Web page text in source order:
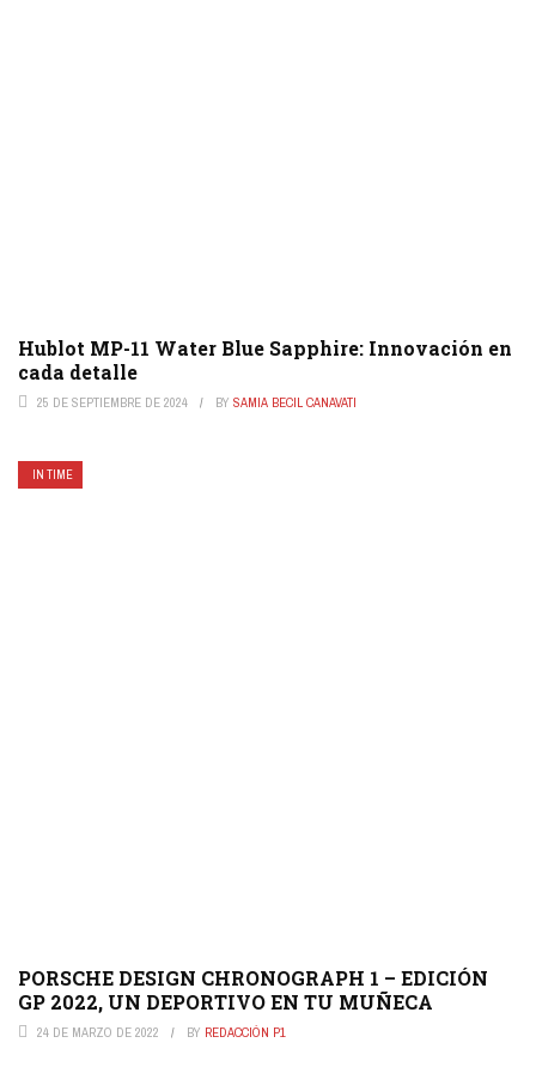
Hublot MP-11 Water Blue Sapphire: Innovación en
cada detalle
25 DE SEPTIEMBRE DE 2024 BY SAMIA BECIL CANAVATI
IN TIME
PORSCHE DESIGN CHRONOGRAPH 1 – EDICIÓN
GP 2022, UN DEPORTIVO EN TU MUÑECA
24 DE MARZO DE 2022 BY REDACCIÓN P1